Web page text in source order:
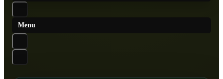
Menu